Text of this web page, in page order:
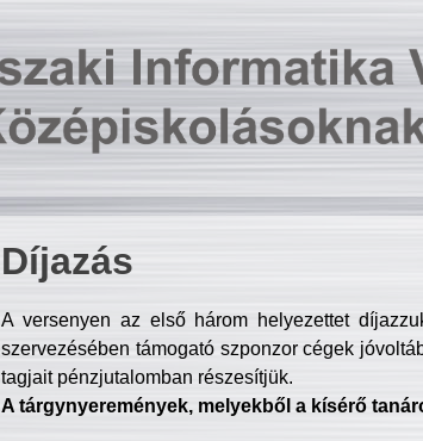
Díjazás
A versenyen az első három helyezettet
szervezésében támogató szponzor cégek
tagjait pénzjutalomban részesítjük.
A tárgynyeremények, melyekből a kísérő